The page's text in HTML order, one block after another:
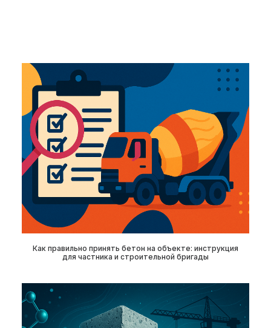
Как правильно принять бетон на объекте: инструкция
для частника и строительной бригады